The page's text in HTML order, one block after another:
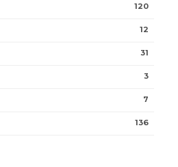
120
12
31
3
7
136